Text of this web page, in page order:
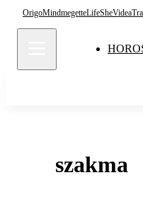
OrigoMindmegetteLifeSheVidea
szakma